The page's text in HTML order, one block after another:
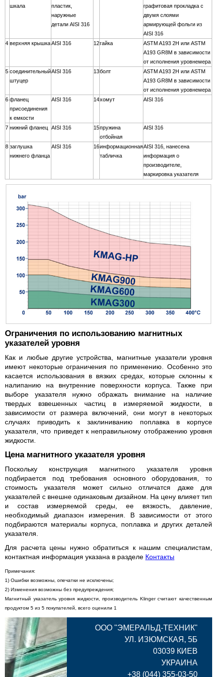
шкала
пластик,
наружные
детали AISI 316
графитовая прокладка с
двумя слоями
армирующей фольги из
AISI 316
4 верхняя крышкаAISI 316 12гайка
ASTM A193 2H или ASTM
A193 GR8M в зависимости
от исполнения уровнемера
5 соединительный
штуцер
AISI 316 13болт
ASTM A193 2H или ASTM
A193 GR8M в зависимости
от исполнения уровнемера
6 фланец
присоединения
к емкости
AISI 316 14хомут AISI 316
7 нижний фланец AISI 316 15пружина
отбойная
AISI 316
8 заглушка
нижнего фланца
AISI 316 16информационная
табличка
AISI 316, нанесена
информация о
производителе,
маркировка указателя
Ограничения по использованию магнитных
указателей уровня
Как и любые другие устройства, магнитные указатели уровня
имеют некоторые ограничения по применению. Особенно это
касается использования в вязких средах, которые склонны к
налипанию на внутренние поверхности корпуса. Также при
выборе указателя нужно ображать внимание на наличие
твердых взвешенных частиц в измеряемой жидкости, в
зависимости от размера включений, они могут в некоторых
случаях приводить к заклиниванию поплавка в корпусе
указателя, что приведет к неправильному отображению уровня
жидкости.
Цена магнитного указателя уровня
Поскольку конструкция магнитного указателя уровня
подбирается под требования основного оборудования, то
стоимость указателя может сильно отличатся даже для
указателей с внешне одинаковым дизайном. На цену влияет тип
и состав измеряемой среды, ее вязкость, давление,
необходимый диапазон измерения. В зависимости от этого
подбираются материалы корпуса, поплавка и других деталей
указателя.
Для расчета цены нужно обратиться к нашим специалистам,
контактная информация указана в разделе Контакты
Примечания:
1) Ошибки возможны, опечатки не исключены;
2) Изменения возможны без предупреждения;
Магнитный указатель уровня жидкости, производитель Klinger считают качественным
продуктом 5 из 5 покупателей, всего оценили 1
ООО "ЭМЕРАЛЬД-ТЕХНИК"
УЛ. ИЗЮМСКАЯ, 5Б
03039 КИЕВ
УКРАИНА
+38 (044) 355-03-50